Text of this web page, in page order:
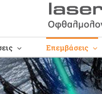
Επεμβάσεις